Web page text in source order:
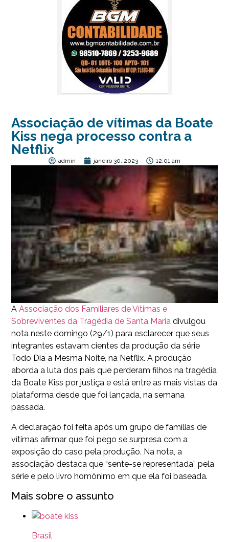
Associação de vítimas da Boate
Kiss nega processo contra a
Netflix
admin janeiro 30, 2023 12:01 am
A Associação dos Familiares de Vítimas e
Sobreviventes da Tragédia de Santa Maria divulgou
nota neste domingo (29/1) para esclarecer que seus
integrantes estavam cientes da produção da série
Todo Dia a Mesma Noite, na Netflix. A produção
aborda a luta dos pais que perderam filhos na tragédia
da Boate Kiss por justiça e está entre as mais vistas da
plataforma desde que foi lançada, na semana
passada.
A declaração foi feita após um grupo de famílias de
vítimas afirmar que foi pego se surpresa com a
exposição do caso pela produção. Na nota, a
associação destaca que “sente-se representada” pela
série e pelo livro homônimo em que ela foi baseada.
Mais sobre o assunto
Brasil